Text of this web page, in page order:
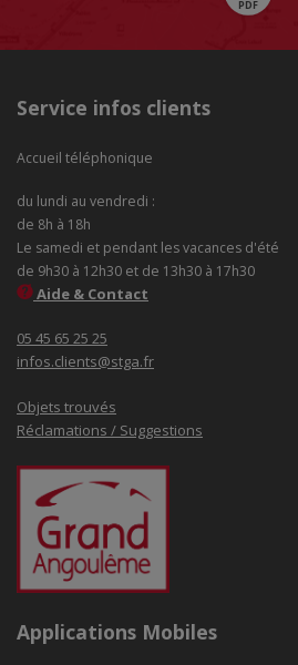
Service infos clients
Accueil téléphonique
du lundi au vendredi :
de 8h à 18h
Le samedi et pendant les vacances d'été
de 9h30 à 12h30 et de 13h30 à 17h30
Aide & Contact
05 45 65 25 25
infos.clients@stga.fr
Objets trouvés
Réclamations / Suggestions
Applications Mobiles